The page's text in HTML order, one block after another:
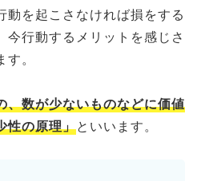
動を起こさなければ損をする
行動するメリットを感じさ
。
、数が少ないものなどに価値
性の原理」といいます。